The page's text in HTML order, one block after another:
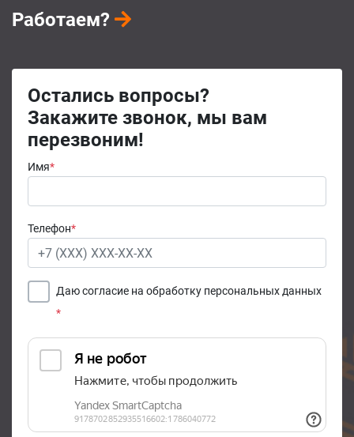
Работаем?
Остались вопросы?
Закажите звонок, мы вам
перезвоним!
Имя*
Телефон*
Даю согласие на обработку персональных данных
*